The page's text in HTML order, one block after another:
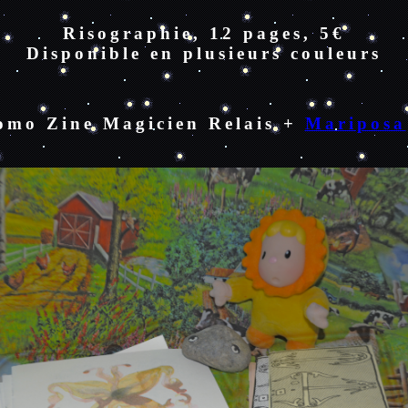
Risographie, 12 pages, 5€
Disponible en plusieurs couleurs
Zine Magicien Relais +Mariposa